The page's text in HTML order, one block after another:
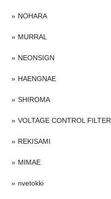
NOHARA
MURRAL
NEONSIGN
HAENGNAE
SHIROMA
VOLTAGE CONTROL FILTER
REKISAMI
MIMAE
nvetokki